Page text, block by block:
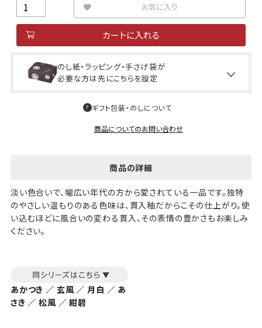
お気に入り
カートに入れる
のし紙・ラッピング・手さげ袋が
必要な方は先にこちらを設定
ギフト包装・のしについて
商品についてのお問い合わせ
商品の詳細
淡い色合いで、幅広い年代の方から愛されている一品です。独特
のやさしい温もりのある色味は、貫入釉だからこその仕上がり。使
い込むほどに風合いの変わる貫入、その表情の豊かさもお楽しみ
ください。
あかつき ／ 玄風 ／ 月白 ／ あ
さき ／ 松風 ／ 紺碧